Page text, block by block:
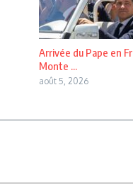
Arrivée du Pape en
Monte ...
août 5, 2026